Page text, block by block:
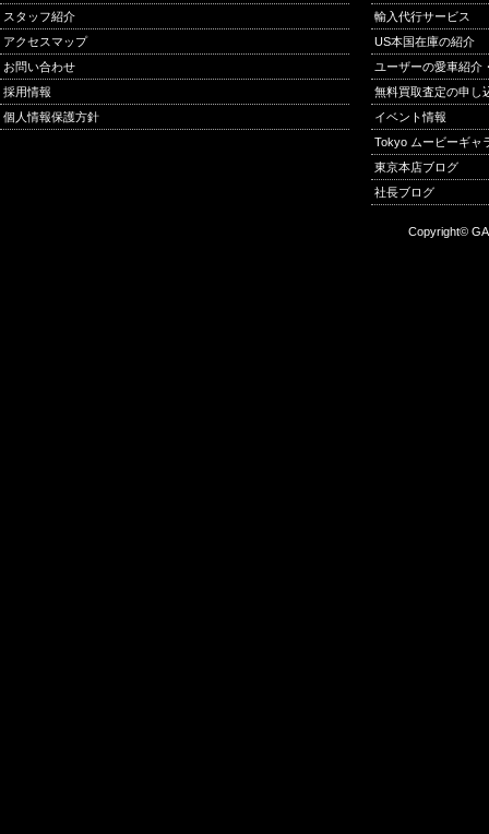
スタッフ紹介
アクセスマップ
お問い合わせ
採用情報
個人情報保護方針
輸入代行サービス
US本国在庫の紹介
ユーザーの愛車紹介
無料買取査定の申し
イベント情報
Tokyo ムービーギャ
東京本店ブログ
社長ブログ
Copyright©